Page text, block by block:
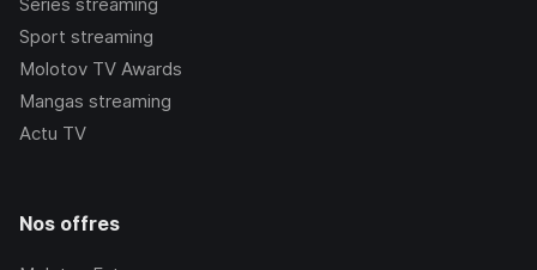
Sport streaming
Molotov TV Awards
Mangas streaming
Actu TV
Nos offres